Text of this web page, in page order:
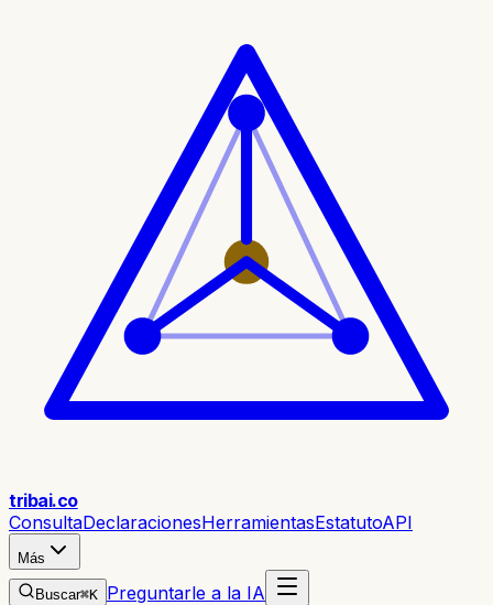
tribai.co
ConsultaDeclaracionesHerramientasEstatutoAPI
Más
Buscar⌘K Preguntarle a la IA